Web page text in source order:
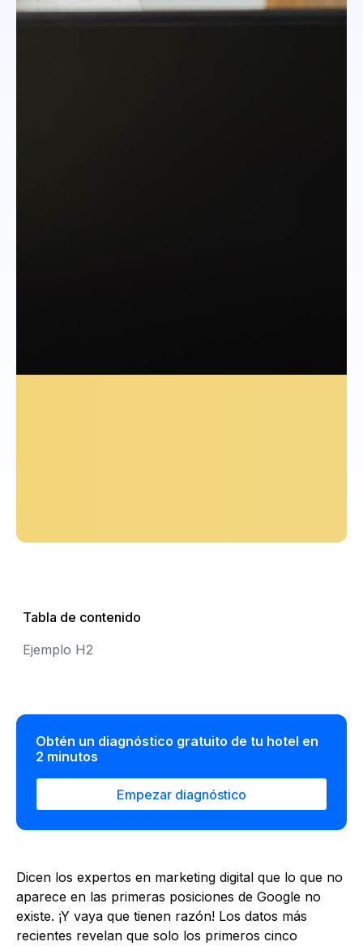
Tabla de contenido
Ejemplo H2
Obtén un diagnóstico gratuito de tu hotel en
2 minutos
Empezar diagnóstico
Dicen los expertos en marketing digital que lo que no
aparece en las primeras posiciones de Google no
existe. ¡Y vaya que tienen razón! Los datos más
recientes revelan que solo los primeros cinco